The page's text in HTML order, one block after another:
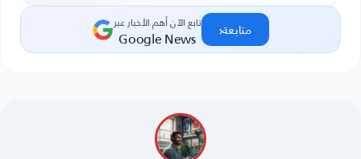
تابع الآن أهم الأخبار عبر
Google News متابعة‹